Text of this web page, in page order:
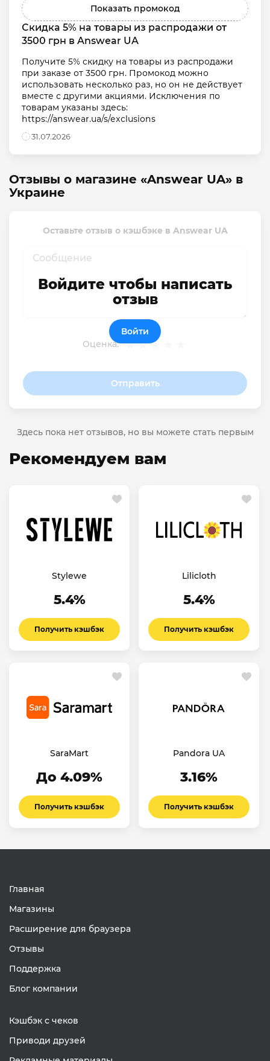
Показать промокод
Скидка 5% на товары из распродажи от
3500 грн в Answear UA
Получите 5% скидку на товары из распродажи
при заказе от 3500 грн. Промокод можно
использовать несколько раз, но он не действует
вместе с другими акциями. Исключения по
товарам указаны здесь:
https://answear.ua/s/exclusions
31.07.2026
Отзывы о магазине «Answear UA» в
Украине
Оставьте отзыв о кэшбэке в Answear UA
Оценка:
Отправить
Войдите чтобы написать
отзыв
Войти
Здесь пока нет отзывов, но вы можете стать первым
Рекомендуем вам
Stylewe
5.4%
Получить кэшбэк
Lilicloth
5.4%
Получить кэшбэк
SaraMart
До 4.09%
Получить кэшбэк
Pandora UA
3.16%
Получить кэшбэк
Главная
Магазины
Расширение для браузера
Отзывы
Поддержка
Блог компании
Кэшбэк с чеков
Приводи друзей